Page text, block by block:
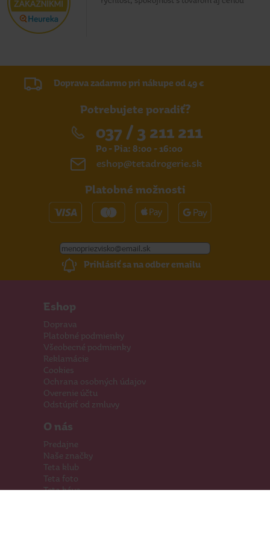
Doprava zadarmo pri nákupe od 49 €
Potrebujete poradiť?
037 / 3 211 211
Po - Pia: 8:00 - 16:00
eshop@tetadrogerie.sk
Platobné možnosti
Prihlásiť sa na odber emailu
Eshop
Doprava
Platobné podmienky
Všeobecné podmienky
Reklamácie
Cookies
Ochrana osobných údajov
Overenie účtu
Odstúpiť od zmluvy
O nás
Predajne
Naše značky
Teta klub
Teta foto
Teta káva